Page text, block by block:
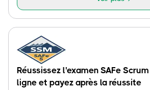
Réussissez l'examen SAFe
ligne et payez après la réussite